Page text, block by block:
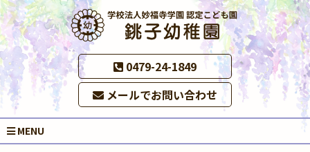
0479-24-1849
メールでお問い合わせ
MENU